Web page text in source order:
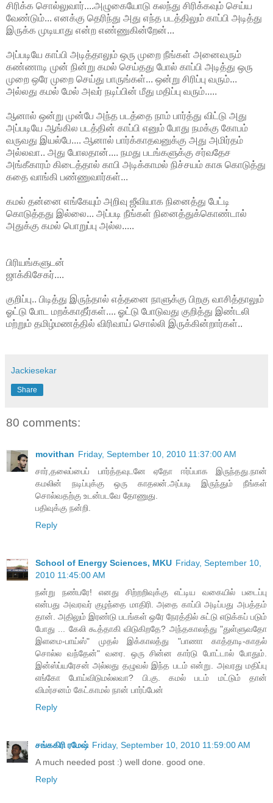
சிரிக்க சொல்லுவார்....அழுகையோடு கலந்து சிரிக்கவும் செய்ய
வேண்டும்... எனக்கு தெரிந்து அது எந்த படத்திலும் காப்பி அடித்து
இருக்க முடியாது என்ற எண்ணுகின்றேன்...
அப்படியே காப்பி அடித்தாலும் ஒரு முறை நீங்கள் அனைவரும்
கண்ணாடி முன் நின்று கமல் செய்தது போல் காப்பி அடித்து ஒரு
முறை ஒரே முறை செய்து பாருங்கள்... ஒன்று சிரிப்பு வரும்...
அல்லது கமல் மேல் அவர் நடிப்பின் மீது மதிப்பு வரும்.....
ஆனால் ஒன்று முன்பே அந்த படத்தை நாம் பார்த்து விட்டு அது
அப்படியே ஆங்கில படத்தின் காப்பி எனும் போது நமக்கு கோபம்
வருவது இயல்பே.... ஆனால் பார்க்காதவனுக்கு அது அமிர்தம்
அல்லவா.. அது போலதான்.... நமது படங்களுக்கு சர்வதேச
அங்கீகாரம் கிடைத்தால் காபி அடிக்காமல் நிச்சயம் காசு கொடுத்து
கதை வாங்கி பண்ணுவார்கள்...
கமல் தன்னை எங்கேயும் அறிவு ஜீவியாக நினைத்து பேட்டி
கொடுத்தது இல்லை... அப்படி நீங்கள் நினைத்துக்கொண்டால்
அதுக்கு கமல் பொறுப்பு அல்ல.....
பிரியங்களுடன்
ஜாக்கிசேகர்....
குறிப்பு.. பிடித்து இருந்தால் எத்தனை நாளுக்கு பிறகு வாசித்தாலும்
ஓட்டு போட மறக்காதீர்கள்.... ஓட்டு போடுவது குறித்து இண்டலி
மற்றும் தமிழ்மணத்தில் விரிவாய் சொல்லி இருக்கின்றார்கள்..
Jackiesekar
Share
80 comments:
movithan Friday, September 10, 2010 11:37:00 AM
சார்,தலைப்பைப் பார்த்தவுடனே ஏதோ ஈர்ப்பாக இருந்தது.நான்
கமலின் நடிப்புக்கு ஒரு காதலன்.அப்படி இருந்தும் நீங்கள்
சொல்வதற்கு உடன்படவே தோணுது.
பதிவுக்கு நன்றி.
Reply
School of Energy Sciences, MKU Friday, September 10,
2010 11:45:00 AM
நன்று நண்பரே! எனது சிற்றறிவுக்கு எட்டிய வகையில் படைப்பு
என்பது அவரவர் குழந்தை மாதிரி. அதை காப்பி அடிப்பது அபத்தம்
தான். அதிலும் இரண்டு படங்கள் ஒரே நேரத்தில் சுட்டு எடுக்கப் படும்
போது ... கேலி கூத்தாகி விடுகிறதே? அந்தகாலத்து "துள்ளுவதோ
இளமை-பாய்ஸ்" முதல் இக்காலத்து "பாணா காத்தாடி-காதல்
சொல்ல வந்தேன்" வரை. ஒரு சின்ன கார்டு போட்டால் போதும்.
இன்ஸ்ப்யரேசன் அல்லது தழுவல் இந்த படம் என்று. அவரது மதிப்பு
எங்கோ போய்விடுமல்லவா? பி.கு. கமல் படம் மட்டும் தான்
விமர்சனம் கேட்காமல் நான் பார்ப்பேன்
Reply
சங்ககிரி ரமேஷ் Friday, September 10, 2010 11:59:00 AM
A much needed post :) well done. good one.
Reply